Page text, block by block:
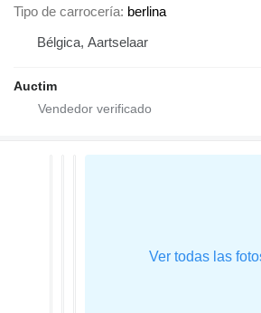
Tipo de carrocería berlina
Bélgica, Aartselaar
Auctim